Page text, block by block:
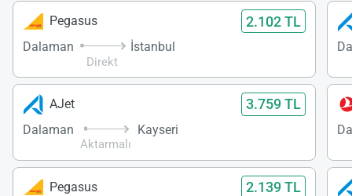
Pegasus 2.102 TL
Dalaman
Direkt
İstanbul
AJet 3.759 TL
Dalaman
Aktarmalı
Kayseri
Pegasus 2.139 TL